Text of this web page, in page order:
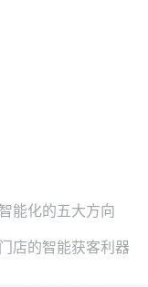
能化的五大方向
店的智能获客利器